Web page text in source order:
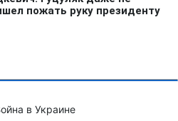
в Украине